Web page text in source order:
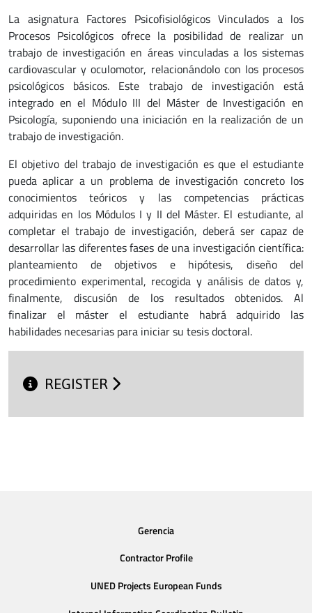
La asignatura Factores Psicofisiológicos Vinculados a los
Procesos Psicológicos ofrece la posibilidad de realizar un
trabajo de investigación en áreas vinculadas a los sistemas
cardiovascular y oculomotor, relacionándolo con los procesos
psicológicos básicos. Este trabajo de investigación está
integrado en el Módulo III del Máster de Investigación en
Psicología, suponiendo una iniciación en la realización de un
trabajo de investigación.
El objetivo del trabajo de investigación es que el estudiante
pueda aplicar a un problema de investigación concreto los
conocimientos teóricos y las competencias prácticas
adquiridas en los Módulos I y II del Máster. El estudiante, al
completar el trabajo de investigación, deberá ser capaz de
desarrollar las diferentes fases de una investigación científica:
planteamiento de objetivos e hipótesis, diseño del
procedimiento experimental, recogida y análisis de datos y,
finalmente, discusión de los resultados obtenidos. Al
finalizar el máster el estudiante habrá adquirido las
habilidades necesarias para iniciar su tesis doctoral.
REGISTER
Gerencia
Contractor Profile
UNED Projects European Funds